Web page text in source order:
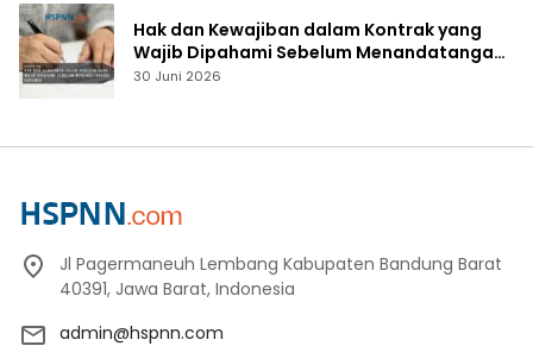
Hak dan Kewajiban dalam Kontrak yang
Wajib Dipahami Sebelum Menandatangani
Dokumen
30 Juni 2026
Jl Pagermaneuh Lembang Kabupaten Bandung Barat
40391, Jawa Barat, Indonesia
admin@hspnn.com